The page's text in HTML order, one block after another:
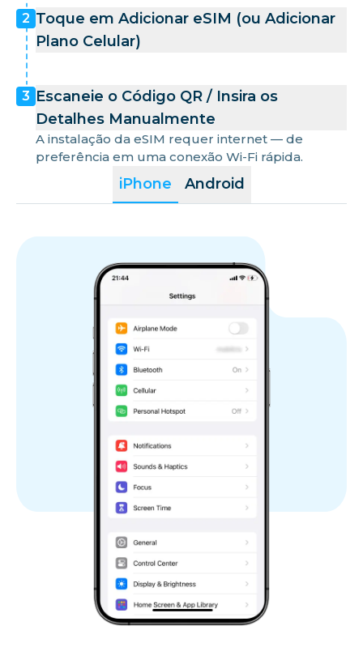
iPhone Android
2 Toque em Adicionar eSIM (ou Adicionar
Plano Celular)
3 Escaneie o Código QR / Insira os
Detalhes Manualmente
A instalação da eSIM requer internet — de
preferência em uma conexão Wi-Fi rápida.